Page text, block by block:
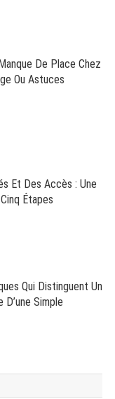
De Place Chez
Ou Astuces
Et Des Accès : Une
Étapes
Qui Distinguent Un
Simple